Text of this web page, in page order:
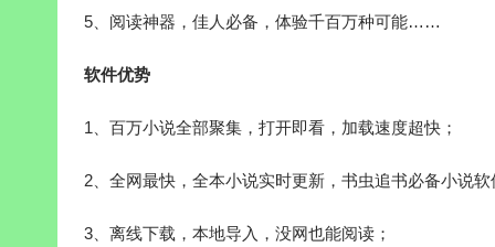
5、阅读神器，佳人必备，体验千百万种可能……
软件优势
1、百万小说全部聚集，打开即看，加载速度超快；
2、全网最快，全本小说实时更新，书虫追书必备小说软
3、离线下载，本地导入，没网也能阅读；